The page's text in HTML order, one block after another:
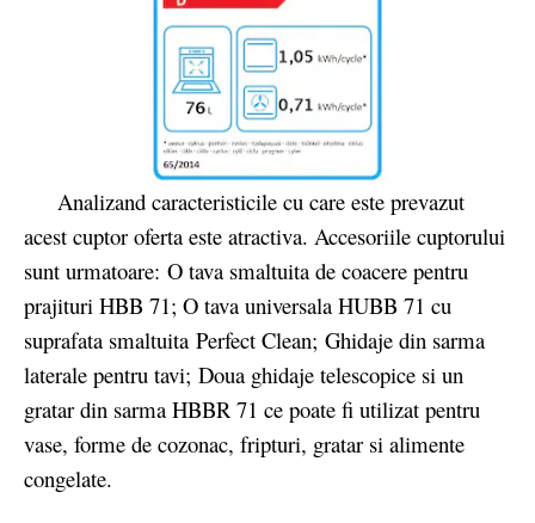
Analizand caracteristicile cu care este prevazut
acest cuptor oferta este atractiva. Accesoriile cuptorului
sunt urmatoare: O tava smaltuita de coacere pentru
prajituri HBB 71; O tava universala HUBB 71 cu
suprafata smaltuita Perfect Clean; Ghidaje din sarma
laterale pentru tavi; Doua ghidaje telescopice si un
gratar din sarma HBBR 71 ce poate fi utilizat pentru
vase, forme de cozonac, fripturi, gratar si alimente
congelate.